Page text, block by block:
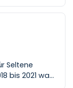
Partnern [...]
Zentrum
aus neun
Seltene
bis 2021 war